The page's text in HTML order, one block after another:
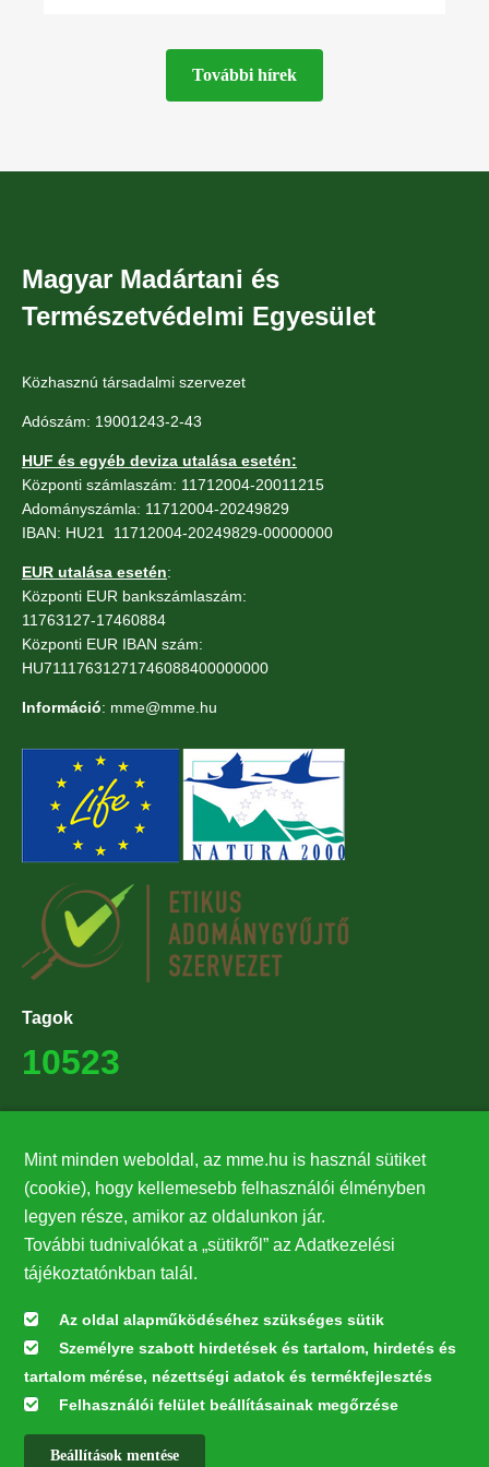
További hírek
Magyar Madártani és
Természetvédelmi Egyesület
Közhasznú társadalmi szervezet
Adószám: 19001243-2-43
HUF és egyéb deviza utalása esetén:
Központi számlaszám: 11712004-20011215
Adományszámla: 11712004-20249829
IBAN: HU21 11712004-20249829-00000000
EUR utalása esetén:
Központi EUR bankszámlaszám:
11763127-17460884
Központi EUR IBAN szám:
HU71117631271746088400000000
Információ: mme@mme.hu
Tagok
10523
27224
Hírlevél feliratkozás
Értesüljön elsőként legfrissebb híreinkről, eseményeinkről!
Feliratkozás
Mint minden weboldal, az mme.hu is használ sütiket
(cookie), hogy kellemesebb felhasználói élményben
legyen része, amikor az oldalunkon jár.
További tudnivalókat a „sütikről” az Adatkezelési
tájékoztatónkban talál.
Az oldal alapműködéséhez szükséges sütik
Személyre szabott hirdetések és tartalom, hirdetés és
tartalom mérése, nézettségi adatok és termékfejlesztés
Felhasználói felület beállításainak megőrzése
Beállítások mentése